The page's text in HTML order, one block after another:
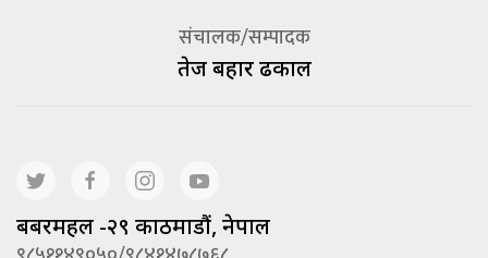
संचालक/सम्पादक
तेज बहादूर ढकाल
बबरमहल -२९ काठमाडौं, नेपाल